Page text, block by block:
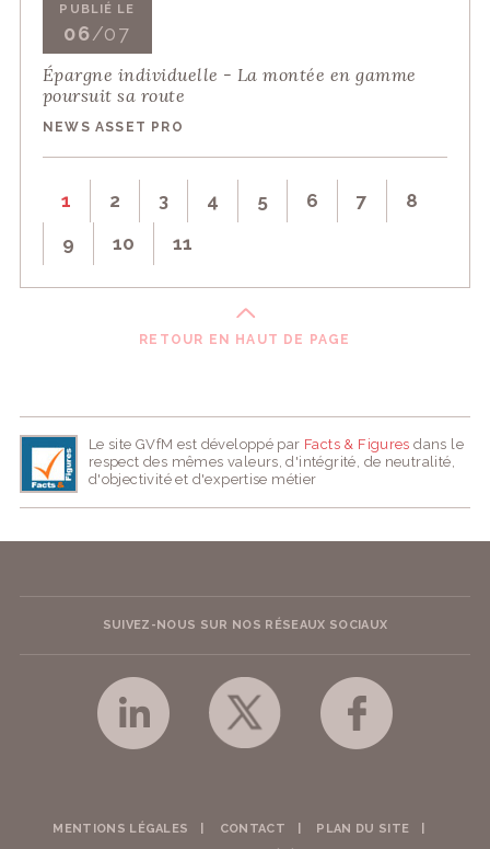
PUBLIÉ LE
06/07
Épargne individuelle - La montée en gamme
poursuit sa route
NEWS ASSET PRO
1 2 3 4 5 6 7
8
9
10 11
RETOUR EN HAUT DE PAGE
Le site GVfM est développé par Facts & Figures dans le
respect des mêmes valeurs, d'intégrité, de neutralité,
d'objectivité et d'expertise métier
SUIVEZ-NOUS SUR NOS RÉSEAUX SOCIAUX
MENTIONS LÉGALES CONTACT
PLAN DU SITE